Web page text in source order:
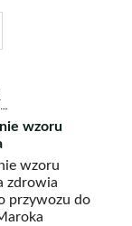
wzoru
wzoru
zdrowia
przywozu do